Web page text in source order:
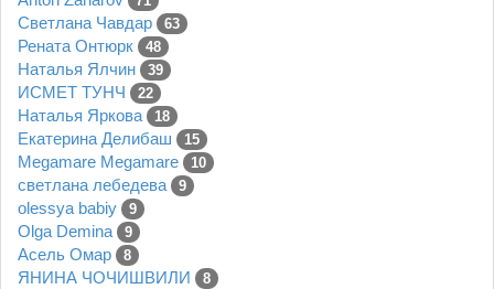
Светлана Чавдар 63
Рената Онтюрк 48
Наталья Ялчин 39
ИСМЕТ ТУНЧ 22
Наталья Яркова 18
Екатерина Делибаш 15
Megamare Megamare 10
светлана лебедева 9
olessya babiy 9
Olga Demina 9
Асель Омар 8
ЯНИНА ЧОЧИШВИЛИ 8